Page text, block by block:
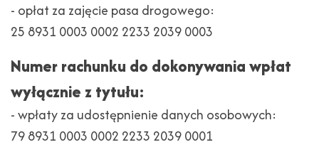
- opłat za zajęcie pasa drogowego:
25 8931 0003 0002 2233 2039 0003
Numer rachunku do dokonywania wpłat
wyłącznie z tytułu:
- wpłaty za udostępnienie danych osobowych:
79 8931 0003 0002 2233 2039 0001